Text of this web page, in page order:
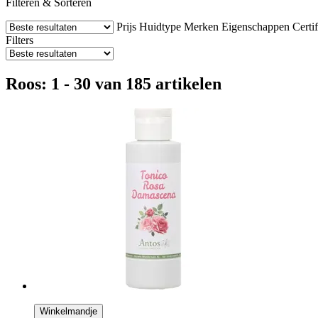
Prijs Huidtype Merken Eigenschappen
Filters
Roos: 1 - 30 van 185 artikelen
Winkelmandje